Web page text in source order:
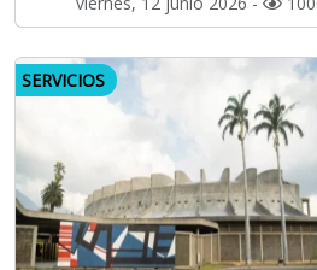
SERVICIOS